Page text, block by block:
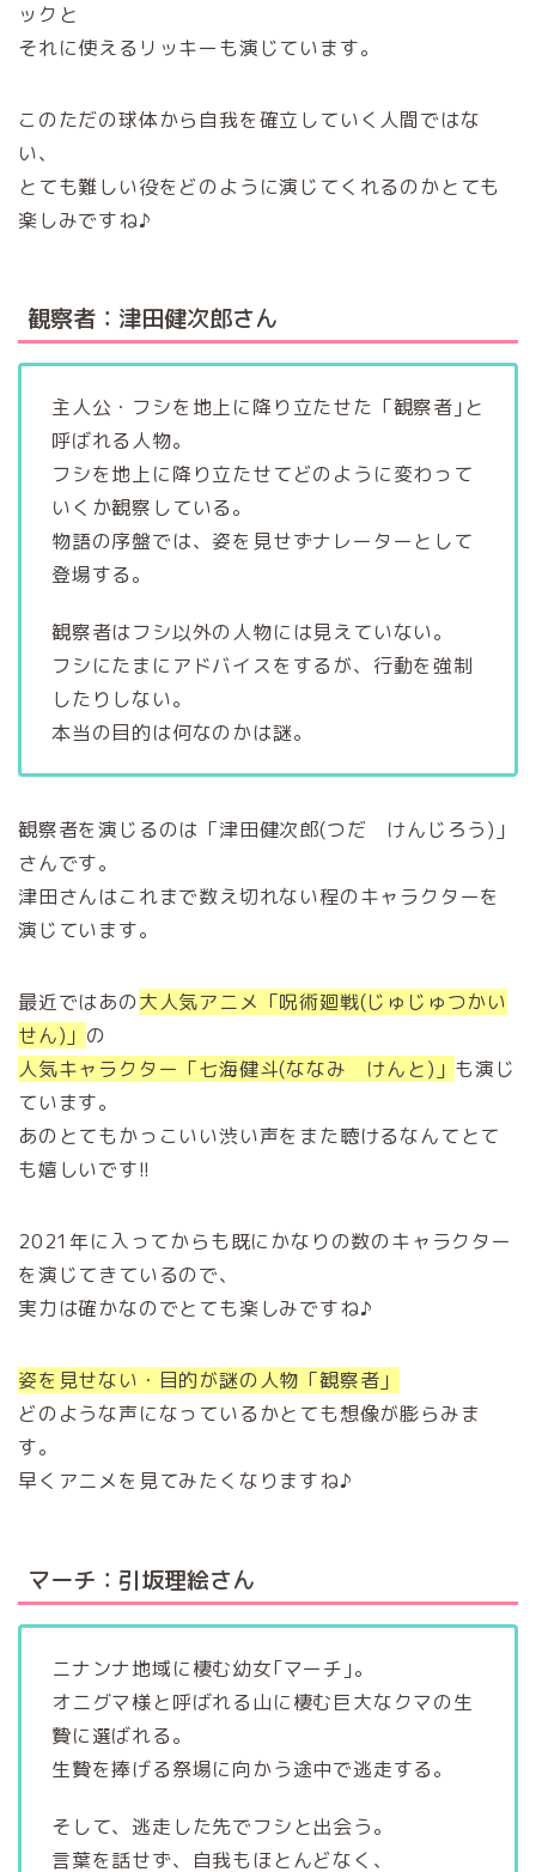
ックと
それに使えるリッキーも演じています。
このただの球体から自我を確立していく人間ではな
い、
とても難しい役をどのように演じてくれるのかとても
楽しみですね♪
観察者：津田健次郎さん
主人公・フシを地上に降り立たせた「観察者｣と
呼ばれる人物。
フシを地上に降り立たせてどのように変わって
いくか観察している。
物語の序盤では、姿を見せずナレーターとして
登場する。
観察者はフシ以外の人物には見えていない。
フシにたまにアドバイスをするが、行動を強制
したりしない。
本当の目的は何なのかは謎。
観察者を演じるのは「津田健次郎(つだ けんじろう)」
さんです。
津田さんはこれまで数え切れない程のキャラクターを
演じています。
最近ではあの大人気アニメ「呪術廻戦(じゅじゅつかい
せん)」 の
人気キャラクター「七海健斗(ななみ けんと)」 も演じ
ています。
あのとてもかっこいい渋い声をまた聴けるなんてとて
も嬉しいです!!
2021年に入ってからも既にかなりの数のキャラクター
を演じてきているので、
実力は確かなのでとても楽しみですね♪
姿を見せない・目的が謎の人物「観察者」
どのような声になっているかとても想像が膨らみま
す。
早くアニメを見てみたくなりますね♪
マーチ：引坂理絵さん
ニナンナ地域に棲む幼女｢マーチ｣。
オニグマ様と呼ばれる山に棲む巨大なクマの生
贄に選ばれる。
生贄を捧げる祭場に向かう途中で逃走する。
そして、逃走した先でフシと出会う。
言葉を話せず、自我もほとんどなく、